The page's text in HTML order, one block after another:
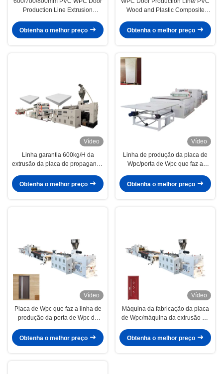
Production Line Extrusion
Frame Profile Door Hot Stamping
Carving Machinery
Obtenha o melhor preço
Wood and Plastic Composite
Machine /WPC Door Extrusion
Line Supplier
Obtenha o melhor preço
Vídeo
Linha garantia 600kg/H da
extrusão da placa de propaganda
Obtenha o melhor preço
Vídeo
Linha de produção da placa de
Wpc/porta de Wpc que faz a
Obtenha o melhor preço
Vídeo
Placa de Wpc que faz a linha de
produção da porta de Wpc da
Obtenha o melhor preço
Vídeo
Máquina da fabricação da placa
de Wpc/máquina da extrusão da
Obtenha o melhor preço